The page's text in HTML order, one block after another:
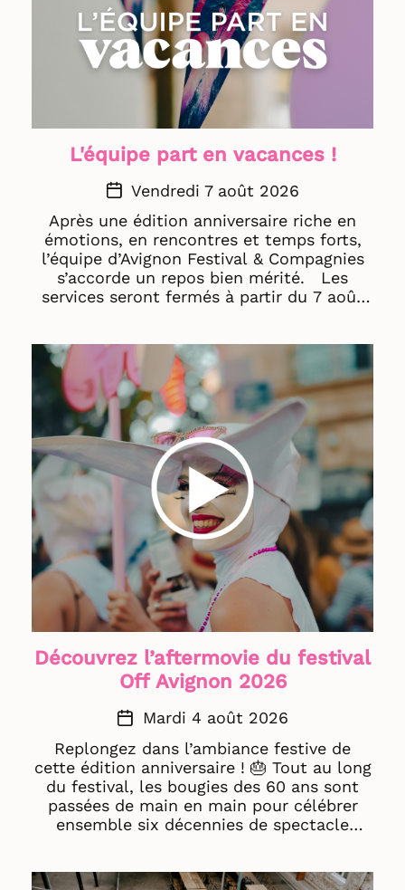
L'équipe part en vacances !
Vendredi 7 août 2026
Après une édition anniversaire riche en
émotions, en rencontres et temps forts,
l’équipe d’Avignon Festival & Compagnies
s’accorde un repos bien mérité. Les
services seront fermés à partir du 7 août
publics Rendez-vous à la rentrée pour
préparer ensemble l’édition 2027 du
festival Off Avignon ! Très bel été à vous
et à bientôt ! ☀️ © AF&C - Violaine Plagne
Découvrez l’aftermovie du festival
Off Avignon 2026
Mardi 4 août 2026
Replongez dans l’ambiance festive de
cette édition anniversaire ! 🎂 Tout au long
du festival, les bougies des 60 ans sont
passées de main en main pour célébrer
ensemble six décennies de spectacle
💛 Bon visionnage ! 🍿 Aftermovie © Jean-